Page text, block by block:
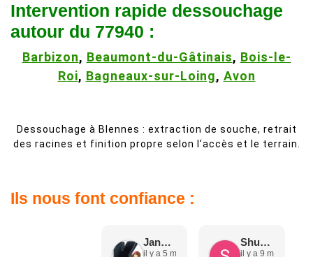
Intervention rapide dessouchage
autour du 77940 :
Barbizon, Beaumont-du-Gâtinais, Bois-le-
Roi, Bagneaux-sur-Loing, Avon
Dessouchage à Blennes : extraction de souche, retrait
des racines et finition propre selon l’accès et le terrain.
Ils nous font confiance :
Jane D.
il y a 5 mois
Shuang & Jean K.
il y a 9 mois